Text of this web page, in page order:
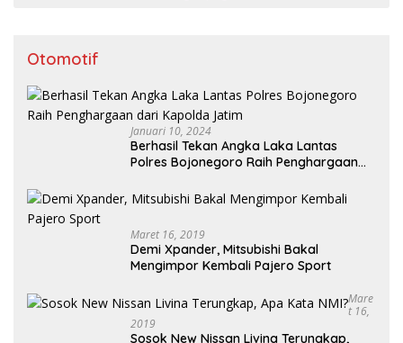
Otomotif
Januari 10, 2024
Berhasil Tekan Angka Laka Lantas
Polres Bojonegoro Raih Penghargaan
Maret 16, 2019
Demi Xpander, Mitsubishi Bakal
Mengimpor Kembali Pajero Sport
Mare
T 16,
2019
Sosok New Nissan Livina Terungkap,